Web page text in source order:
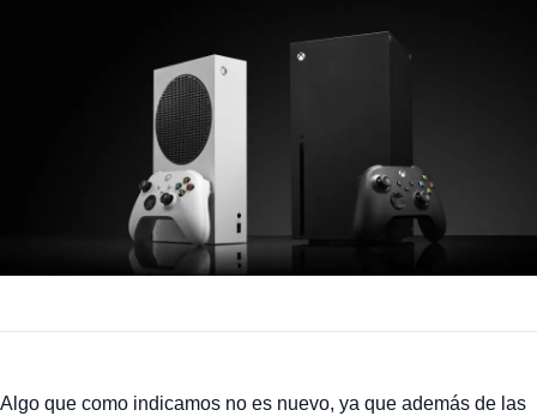
Algo que como indicamos no es nuevo, ya que además de las